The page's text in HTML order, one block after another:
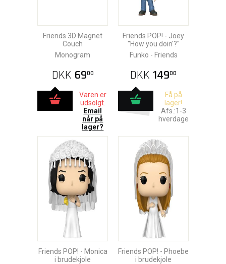
Friends 3D Magnet
Couch
Monogram
DKK 6900
Varen er
udsolgt.
Email
når på
lager?
Friends POP! - Joey
''How you doin'?''
Funko - Friends
DKK 14900
Få på
lager!
Afs.:1-3
hverdage
Friends POP! - Monica
i brudekjole
Friends POP! - Phoebe
i brudekjole